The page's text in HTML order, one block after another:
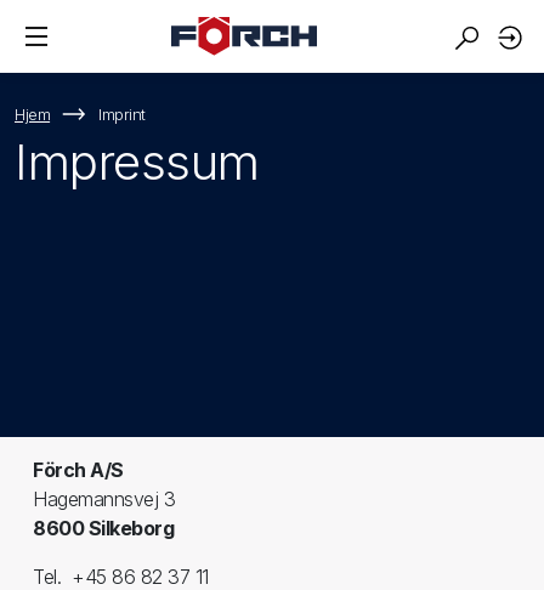
Hjem Imprint
Impressum
Förch A/S
Hagemannsvej 3
8600 Silkeborg
Tel. +45 86 82 37 11